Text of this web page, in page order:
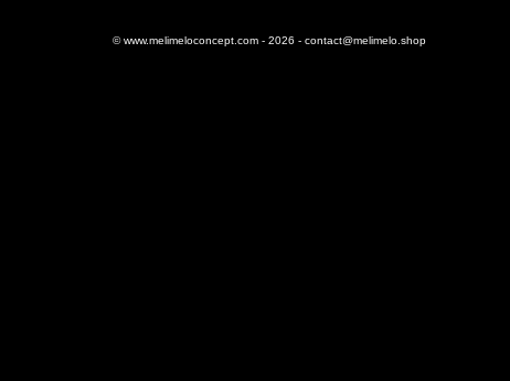
©www.melimeloconcept.com - 2026 - contact@melimelo.shop